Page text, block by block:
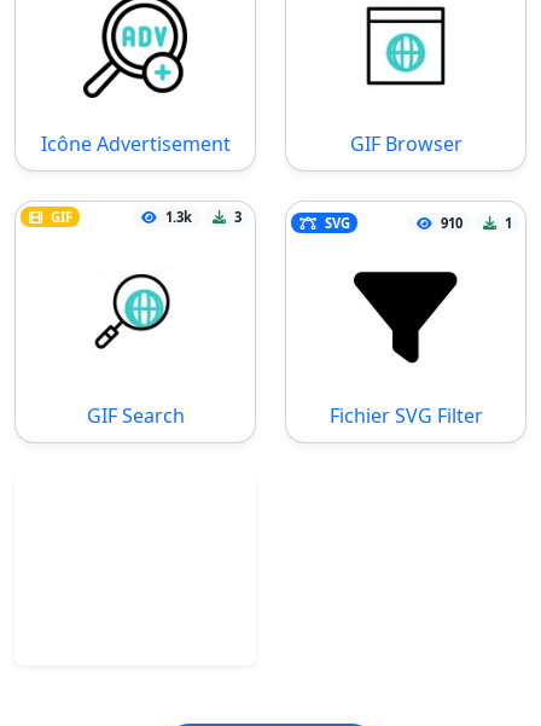
Icône Advertisement GIF Browser
GIF 1.3k 3
GIF Search
SVG 910 1
Fichier SVG Filter